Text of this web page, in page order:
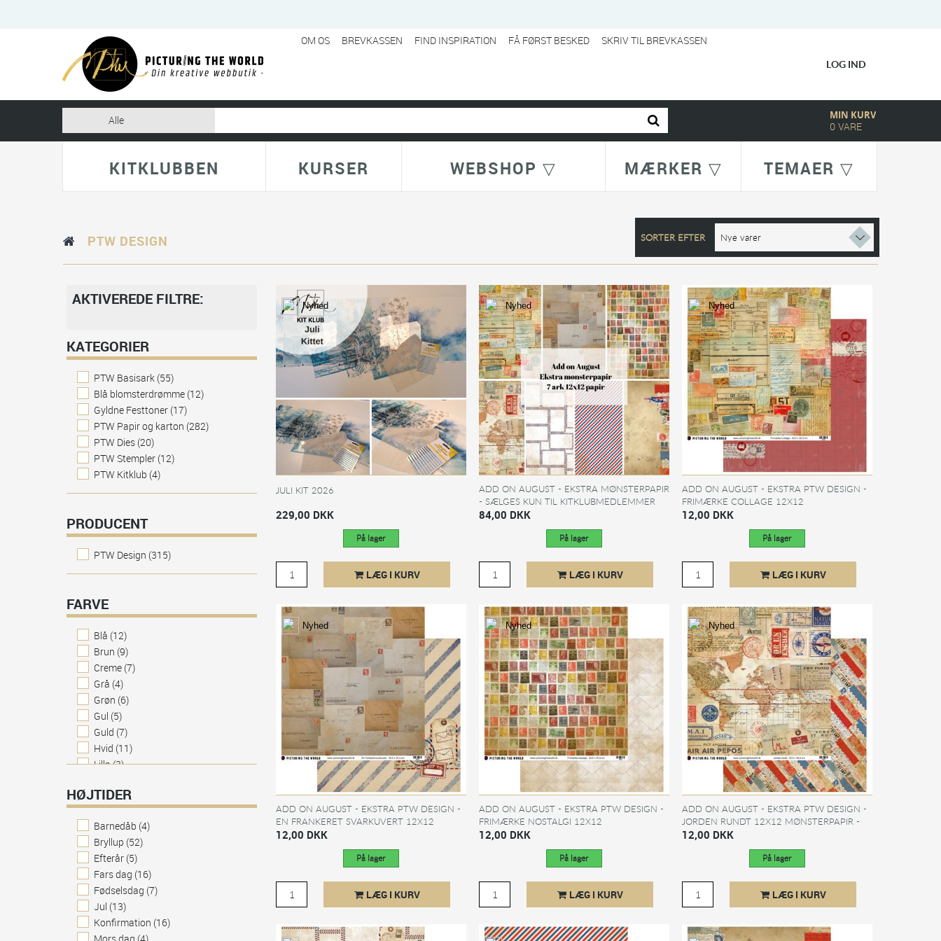
OM OS BREVKASSEN FIND INSPIRATION FÅ FØRST BESKED
SKRIV TIL BREVKASSEN
LOG IND
MIN KURV
0 VARE
KITKLUBBEN KURSER WEBSHOP ▽ MÆRKER ▽ TEMAER ▽
PTW DESIGN
AKTIVEREDE FILTRE:
KATEGORIER
PTW Basisark (55)
Blå blomsterdrømme (12)
Gyldne Festtoner (17)
PTW Papir og karton (282)
PTW Dies (20)
PTW Stempler (12)
PTW Kitklub (4)
PRODUCENT
PTW Design (315)
FARVE
Blå (12)
Brun (9)
Creme (7)
Grå (4)
Grøn (6)
Gul (5)
Guld (7)
Hvid (11)
Lilla(3)
Orange (3)
Pink | lyserød(2)
Rød(3)
Sand | Beige
Sort(3)
Sølv(10)
Turkis(2)
HØJTIDER
Barnedåb (4)
Bryllup (52)
Efterår (5)
Fars dag (16)
Fødselsdag (7)
Jul (13)
Konfirmation (16)
Mors dag (4)
SORTER EFTER
Nyhed
JULI KIT 2026
229,00 DKK
På lager
LÆG I KURV
Nyhed
ADD ON AUGUST - EKSTRA MØNSTERPAPIR
- SÆLGES KUN TIL KITKLUBMEDLEMMER
84,00 DKK
På lager
LÆG I KURV
Nyhed
ADD ON AUGUST - EKSTRA PTW DESIGN -
FRIMÆRKE COLLAGE 12X12
MØNSTERPAPIR - SÆLGES KUN TIL...
12,00 DKK
På lager
LÆG I KURV
Nyhed
ADD ON AUGUST - EKSTRA PTW DESIGN -
EN FRANKERET SVARKUVERT 12X12
MØNSTERPAPIR - SÆLGES KUN TIL...
12,00 DKK
På lager
LÆG I KURV
Nyhed
ADD ON AUGUST - EKSTRA PTW DESIGN -
FRIMÆRKE NOSTALGI 12X12
MØNSTERPAPIR - SÆLGES KUN TIL...
12,00 DKK
På lager
LÆG I KURV
Nyhed
ADD ON AUGUST - EKSTRA PTW DESIGN -
JORDEN RUNDT 12X12 MØNSTERPAPIR -
SÆLGES KUN TIL...
12,00 DKK
På lager
LÆG I KURV